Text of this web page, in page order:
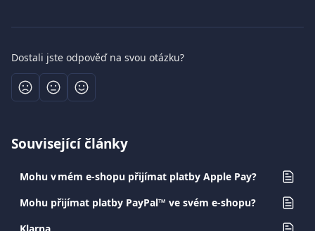
Dostali jste odpověď na svou otázku?
Související články
Mohu v mém e-shopu přijímat platby Apple Pay?
Mohu přijímat platby PayPal™ ve svém e-shopu?